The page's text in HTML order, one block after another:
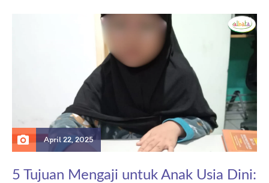
April 22, 2025
5 Tujuan Mengaji untuk Anak Usia Dini: